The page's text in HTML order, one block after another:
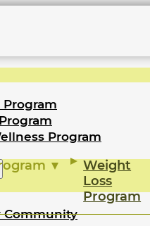
Program
Community
Weight
Loss
Program